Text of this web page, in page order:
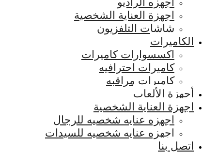
اجهزة العناية الشخصية
شاشات التلفزيون
الكاميرات
اكسسوارات كاميرات
كاميرات احترافيه
كاميرات مراقبه
أجهزة الألعاب
اجهزة العناية الشخصية
اجهزه عنايه شخصيه للرجال
اجهزه عنايه شخصيه للسيدات
اتصل بنا